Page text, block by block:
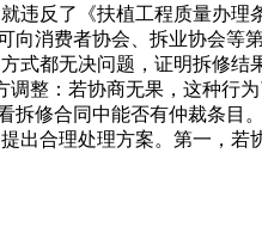
违反了《扶植工程质量办
消费者协会、拆业协会等
式都无决问题，证明拆修结
整：若协商无果，这种行
修合同中能否有仲裁条目
出合理处理方案。第一，若